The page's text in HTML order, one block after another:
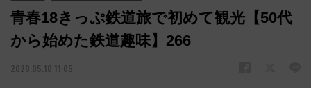
青春18きっぷ鉄道旅で初めて観光【50代
から始めた鉄道趣味】266
2020.05.10 11:05